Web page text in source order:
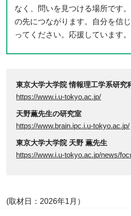
なく、問いを見つける場所です
の先につながります。自分を信
ってください。応援しています。
東京大学大学院 情報理工学系研究
https://www.i.u-tokyo.ac.jp/
天野薫先生の研究室
https://www.brain.ipc.i.u-tokyo.ac.jp/
東京大学大学院 天野 薫先生
https://www.i.u-tokyo.ac.jp/news/
(取材日：2026年1月）